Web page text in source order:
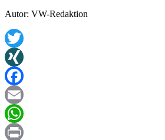
Autor: VW-Redaktion
Twitter
XING
Facebook
Email
WhatsApp